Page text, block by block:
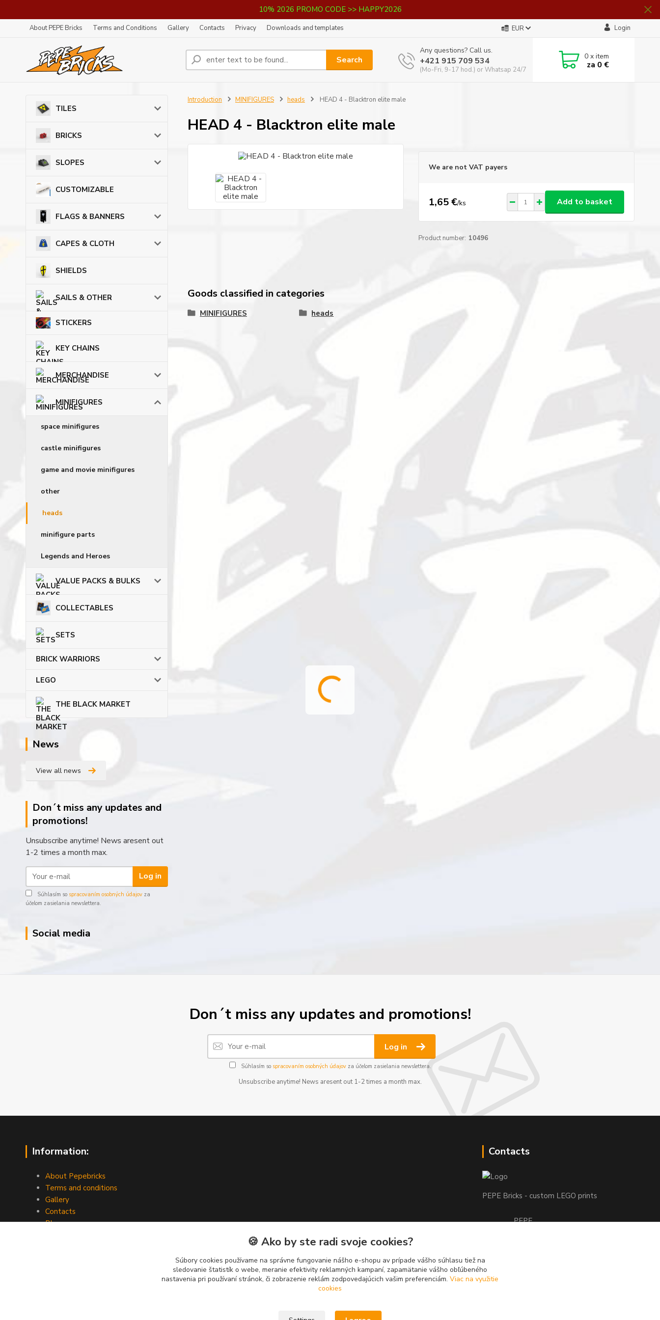
10% 2026 PROMO CODE >> HAPPY2026
About PEPE Bricks Terms and Conditions Gallery Contacts Privacy Downloads and templates EUR Login
Search
Any questions? Call us.
+421 915 709 534
(Mo-Fri, 9-17 hod.) or Whatsap 24/7
0 x item
za 0 €
TILES
BRICKS
SLOPES
CUSTOMIZABLE
FLAGS & BANNERS
CAPES & CLOTH
SHIELDS
SAILS & OTHER
STICKERS
KEY CHAINS
MERCHANDISE
MINIFIGURES
space minifigures
castle minifigures
game and movie minifigures
other
heads
minifigure parts
Legends and Heroes
VALUE PACKS & BULKS
COLLECTABLES
SETS
BRICK WARRIORS
LEGO
THE BLACK MARKET
News
View all news
Don´t miss any updates and
promotions!
Unsubscribe anytime! News aresent out
1-2 times a month max.
Log in
Súhlasím so spracovaním osobných údajov za
účelom zasielania newslettera.
Social media
Introduction MINIFIGURES heads HEAD 4 - Blacktron elite male
HEAD 4 - Blacktron elite male
We are not VAT payers
1,65 €/ks Add to basket
Product number: 10496
Goods classified in categories
MINIFIGURES heads
Don´t miss any updates and promotions!
Log in
Súhlasím so spracovaním osobných údajovza účelom zasielania newslettera.
Unsubscribe anytime! News aresent out 1-2 times a month max.
Information:
About Pepebricks
Terms and conditions
Gallery
Contacts
Blog
Contacts
PEPE Bricks - custom LEGO prints
PEPE
🍪 Ako by ste radi svoje cookies?
Súbory cookies používame na správne fungovanie nášho e-shopu av prípade vášho súhlasu tiež na
sledovanie štatistík o webe, meranie efektivity reklamných kampaní, zapamätanie vášho obľúbeného
nastavenia pri používaní stránok, či zobrazenie reklám zodpovedajúcich vašim preferenciám. Viac na využitie
cookies